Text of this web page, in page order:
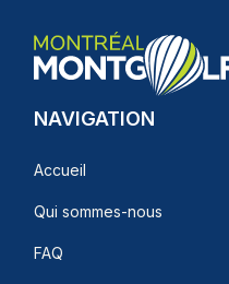
NAVIGATION
Accueil
Qui sommes-nous
FAQ